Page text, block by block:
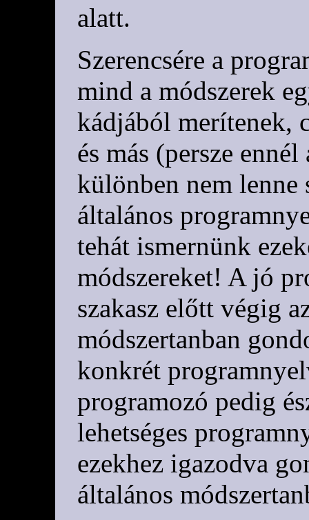
alatt.
Szerencsére a
mind a módszerek
kádjából merítenek,
és más (persze
különben nem lenne
általános
tehát ismernünk
módszereket! A jó
szakasz előtt végig
módszertanban
konkrét
programozó pedig
lehetséges
ezekhez igazodva
általános